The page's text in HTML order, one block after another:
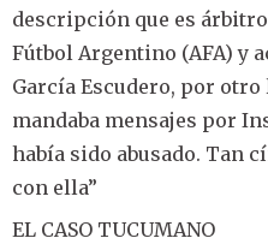
descripción que es
Fútbol Argentino (AFA) y
García Escudero, por
mandaba mensajes por
había sido abusado. Tan
con ella”
EL CASO TUCUMANO